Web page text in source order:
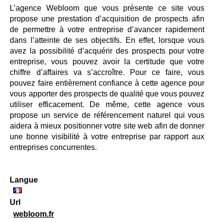
L’agence Webloom que vous présente ce site vous
propose une prestation d’acquisition de prospects afin
de permettre à votre entreprise d’avancer rapidement
dans l’atteinte de ses objectifs. En effet, lorsque vous
avez la possibilité d’acquérir des prospects pour votre
entreprise, vous pouvez avoir la certitude que votre
chiffre d’affaires va s’accroître. Pour ce faire, vous
pouvez faire entièrement confiance à cette agence pour
vous apporter des prospects de qualité que vous pouvez
utiliser efficacement. De même, cette agence vous
propose un service de référencement naturel qui vous
aidera à mieux positionner votre site web afin de donner
une bonne visibilité à votre entreprise par rapport aux
entreprises concurrentes.
Langue
Url
webloom.fr